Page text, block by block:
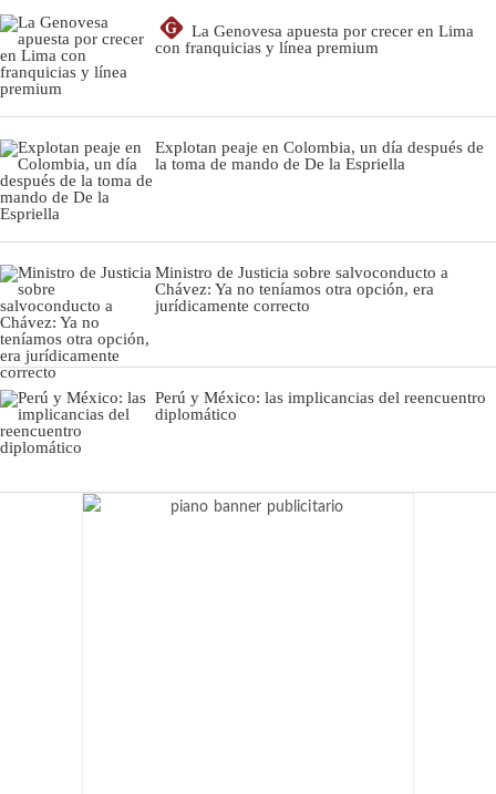
G
La Genovesa apuesta por crecer en Lima
con franquicias y línea premium
Explotan peaje en Colombia, un día después de
la toma de mando de De la Espriella
Ministro de Justicia sobre salvoconducto a
Chávez: Ya no teníamos otra opción, era
jurídicamente correcto
Perú y México: las implicancias del reencuentro
diplomático